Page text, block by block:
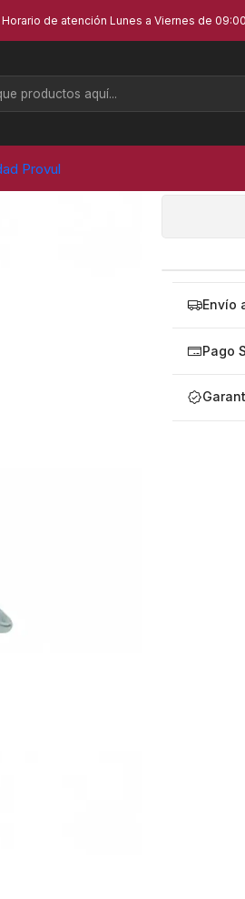
Provul
Horario de atención Lunes a Viernes de
(17211008)
Envío
Pago